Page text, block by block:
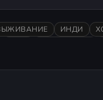
ИНДИ